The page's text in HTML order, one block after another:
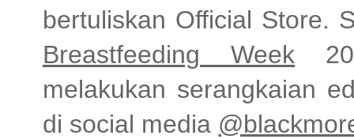
bertuliskan Official Store.
Breastfeeding Week
melakukan serangkaian
di social media